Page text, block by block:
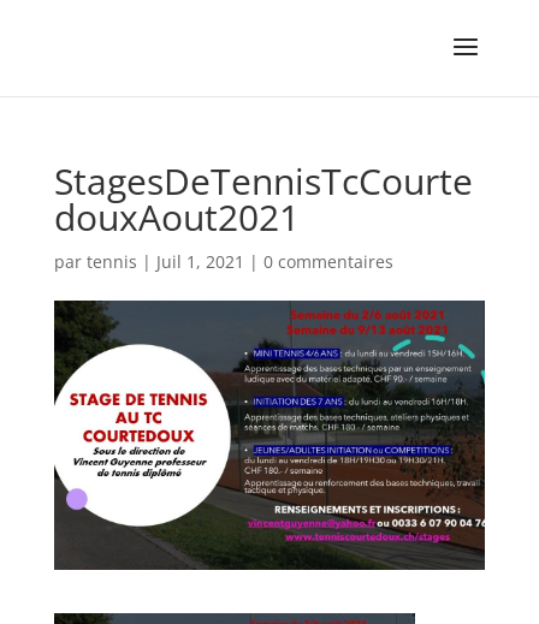
StagesDeTennisTcCourte
douxAout2021
par tennis | Juil 1, 2021 | 0 commentaires